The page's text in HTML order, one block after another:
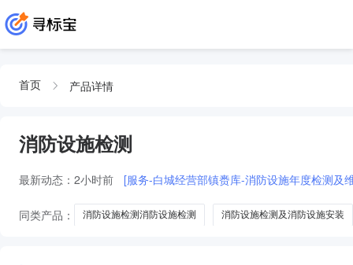
首页 产品详情
消防设施检测
最新动态： 2小时前 [服务-白城经营部镇赉库-消防设施年度检测
同类产品： 消防设施检测消防设施检测 消防设施检测及消防设施安装